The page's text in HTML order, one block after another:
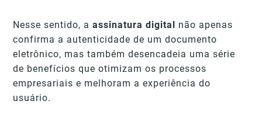
Nesse sentido, aassinatura digital não apenas
confirma a autenticidade de um documento
eletrônico, mas também desencadeia uma série
de benefícios que otimizam os processos
empresariais e melhoram a experiência do
usuário.